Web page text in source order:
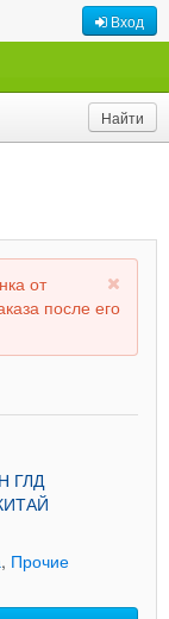
Вход
от
после его
ГЛД
, Прочие